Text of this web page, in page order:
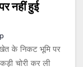
नहीं हुई
के निकट भूमि पर
चोरी कर ली